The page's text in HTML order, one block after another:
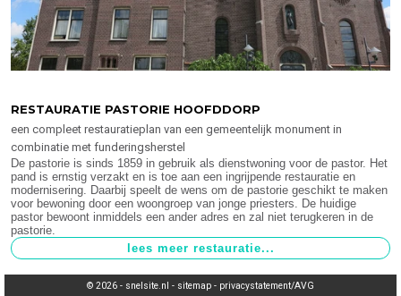
Onderhoud >
impressie oudere projecten >
Actueel >
Contact >
RESTAURATIE PASTORIE HOOFDDORP
een compleet restauratieplan van een gemeentelijk monument in
combinatie met funderingsherstel
De pastorie is sinds 1859 in gebruik als dienstwoning voor de pastor. Het
pand is ernstig verzakt en is toe aan een ingrijpende restauratie en
modernisering. Daarbij speelt de wens om de pastorie geschikt te maken
voor bewoning door een woongroep van jonge priesters. De huidige
pastor bewoont inmiddels een ander adres en zal niet terugkeren in de
pastorie.
© 2026 - snelsite.nl - sitemap - privacystatement/AVG